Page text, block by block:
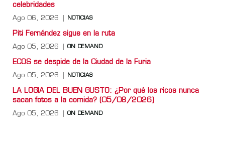
celebridades
Ago 06, 2026 NOTICIAS
Piti Fernández sigue en la ruta
Ago 05, 2026 ON DEMAND
ECOS se despide de la Ciudad de la Furia
Ago 05, 2026 NOTICIAS
LA LOGIA DEL BUEN GUSTO: ¿Por qué los ricos nunca
sacan fotos a la comida? (05/08/2026)
Ago 05, 2026 ON DEMAND